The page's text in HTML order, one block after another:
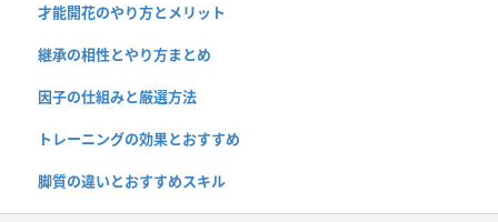
才能開花のやり方とメリット
継承の相性とやり方まとめ
因子の仕組みと厳選方法
トレーニングの効果とおすすめ
脚質の違いとおすすめスキル